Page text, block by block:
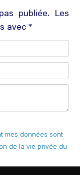
publiée. Les
avec *
mes données sont
de la vie privée du